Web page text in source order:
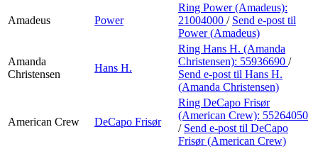
Amadeus Power
Ring Power (Amadeus):
21004000 / Send e-post til
Power (Amadeus)
Amanda
Christensen
Hans H.
Ring Hans H. (Amanda
Christensen): 55936690 /
Send e-post til Hans H.
(Amanda Christensen)
American Crew DeCapo Frisør
Ring DeCapo Frisør
(American Crew): 55264050
/ Send e-post til DeCapo
Frisør (American Crew)